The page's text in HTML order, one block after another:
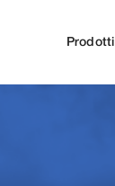
Prodotti